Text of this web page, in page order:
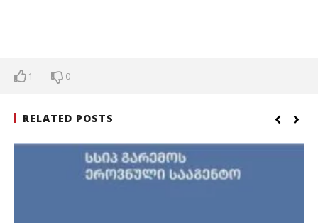
1 0
RELATED POSTS